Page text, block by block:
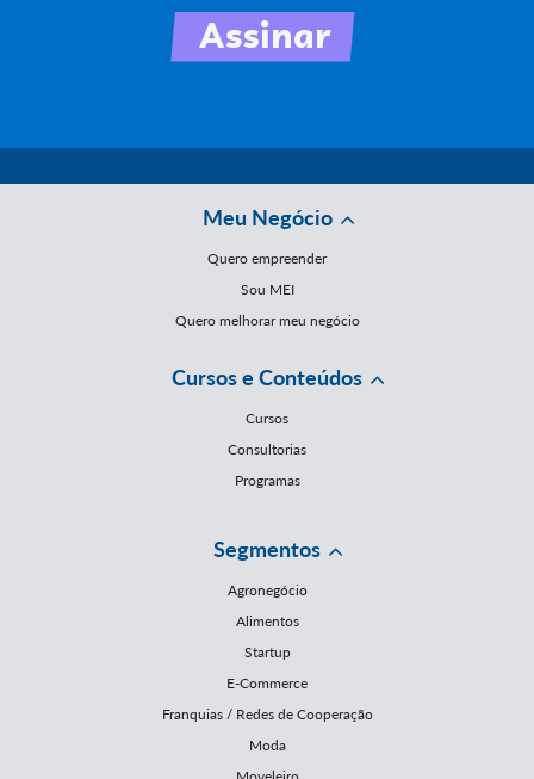
Meu Negócio
Quero empreender
Sou MEI
Quero melhorar meu negócio
Cursos e Conteúdos
Cursos
Consultorias
Programas
Segmentos
Agronegócio
Alimentos
Startup
E-Commerce
Franquias / Redes de Cooperação
Moda